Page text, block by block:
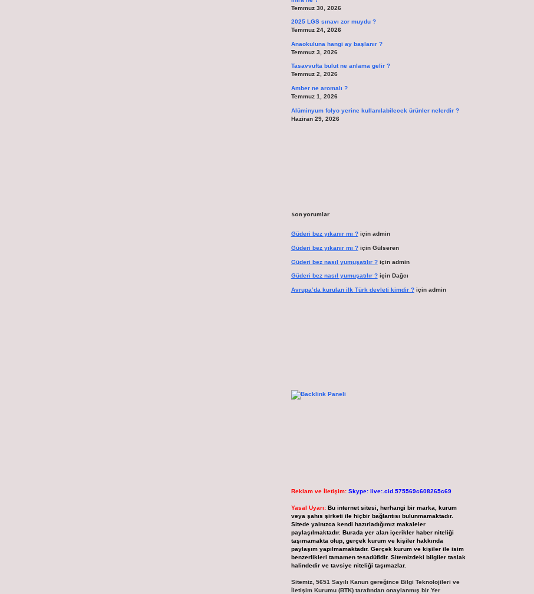
Temmuz 30, 2026
2025 LGS sınavı zor muydu ?
Temmuz 24, 2026
Anaokuluna hangi ay başlanır ?
Temmuz 3, 2026
Tasavvufta bulut ne anlama gelir ?
Temmuz 2, 2026
Amber ne aromalı ?
Temmuz 1, 2026
Alüminyum folyo yerine kullanılabilecek ürünler nelerdir ?
Haziran 29, 2026
Son yorumlar
Güderi bez yıkanır mı ?için admin
Güderi bez yıkanır mı ?için Gülseren
Güderi bez nasıl yumuşatılır ?için admin
Güderi bez nasıl yumuşatılır ?için Dağcı
Avrupa’da kurulan ilk Türk devleti kimdir ?için admin
Reklam ve İletişim: Skype: live:.cid.575569c608265c69
Yasal Uyarı: Bu internet sitesi, herhangi bir marka, kurum
veya şahıs şirketi ile hiçbir bağlantısı bulunmamaktadır.
Sitede yalnızca kendi hazırladığımız makaleler
paylaşılmaktadır. Burada yer alan içerikler haber niteliği
taşımamakta olup, gerçek kurum ve kişiler hakkında
paylaşım yapılmamaktadır. Gerçek kurum ve kişiler ile isim
benzerlikleri tamamen tesadüfidir. Sitemizdeki bilgiler taslak
halindedir ve tavsiye niteliği taşımazlar.
Sitemiz, 5651 Sayılı Kanun gereğince Bilgi Teknolojileri ve
İletişim Kurumu (BTK) tarafından onaylanmış bir Yer